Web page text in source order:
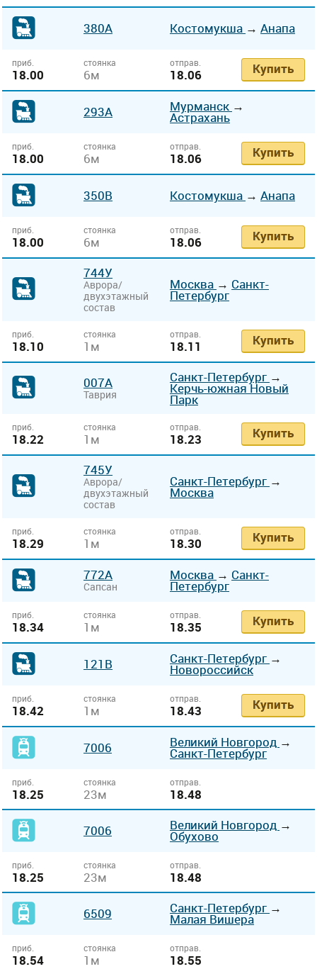
380А Костомукша → Анапа
приб.
18.00
стоянка
6м
отправ.
18.06 Купить
293А Мурманск →
Астрахань
приб.
18.00
стоянка
6м
отправ.
18.06 Купить
350В Костомукша → Анапа
приб.
18.00
стоянка
6м
отправ.
18.06 Купить
744У
Аврора/
двухэтажный
состав
Москва → Санкт-
Петербург
приб.
18.10
стоянка
1м
отправ.
18.11 Купить
007А
Таврия
Санкт-Петербург →
Керчь-южная Новый
Парк
приб.
18.22
стоянка
1м
отправ.
18.23 Купить
745У
Аврора/
двухэтажный
состав
Санкт-Петербург →
Москва
приб.
18.29
стоянка
1м
отправ.
18.30 Купить
772А
Сапсан
Москва → Санкт-
Петербург
приб.
18.34
стоянка
1м
отправ.
18.35 Купить
121В Санкт-Петербург →
Новороссийск
приб.
18.42
стоянка
1м
отправ.
18.43 Купить
7006 Великий Новгород →
Санкт-Петербург
приб.
18.25
стоянка
23м
отправ.
18.48
7006 Великий Новгород →
Обухово
приб.
18.25
стоянка
23м
отправ.
18.48
6509 Санкт-Петербург →
Малая Вишера
приб.
18.54
стоянка
1м
отправ.
18.55